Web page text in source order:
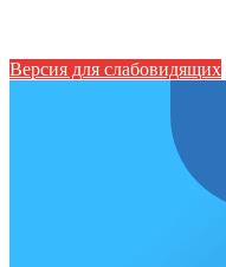
Версия для слабовидящих